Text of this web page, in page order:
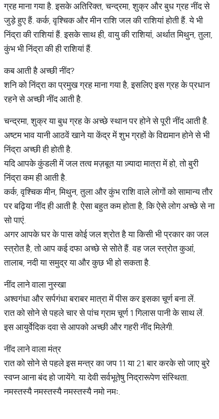
ग्रह माना गया है. इसके अतिरिक्त, चन्द्रमा, शुक्र और बुध ग्रह नींद से
जुड़े हुए हैं. कर्क, वृश्चिक और मीन राशि जल की राशियां होती हैं. ये भी
निंद्रा की राशियां हैं. इसके साथ ही, वायु की राशियां, अर्थात मिथुन, तुला,
कुंभ भी निंद्रा की ही राशियां हैं.
कब आती है अच्छी नींद?
शनि को निंद्रा का प्रमुख ग्रह माना गया है, इसलिए इस ग्रह के प्रधान
रहने से अच्छी नींद आती है.
चन्द्रमा, शुक्र या बुध ग्रह के अच्छे स्थान पर होने से पूरी नींद आती है.
अष्टम भाव यानी आठवें खाने या केंद्र में शुभ ग्रहों के विद्यमान होने से भी
निंद्रा अच्छी ही होती है.
यदि आपके कुंडली में जल तत्व मज़बूत या ज़्यादा मात्रा में हो, तो बुरी
निंद्रा कम ही आती है.
कर्क, वृश्चिक मीन, मिथुन, तुला और कुंभ राशि वाले लोगों को सामान्य तौर
पर बढ़िया नींद ही आती है. ऐसा बहुत कम होता है, कि ऐसे लोग अच्छे से ना
सो पाएं.
अगर आपके घर के पास कोई जल श्रोत है या किसी भी प्रकार का जल
स्त्रोत है, तो आप कई दफा अच्छे से सोते हैं. वह जल स्त्रोत कुआं,
तालाब, नदी या समुद्र या और कुछ भी हो सकता है.
नींद लाने वाला नुस्खा
अश्वगंधा और सर्पगंधा बराबर मात्रा में पीस कर इसका चूर्ण बना लें.
रात को सोने से पहले चार से पांच ग्राम चूर्ण 1 गिलास पानी के साथ लें.
इस आयुर्वेदिक दवा से आपको अच्छी और गहरी नींद मिलेगी.
नींद लाने वाला मंत्र
रात को सोने से पहले इस मन्त्र का जप 11 या 21 बार करके सो जाए बुरे
स्वप्न आना बंद हो जायेंगे. या देवी सर्वभूतेषु निद्रारूपेण संस्थिता.
नमस्तस्यै नमस्तस्यै नमस्तस्यै नमो नमः.